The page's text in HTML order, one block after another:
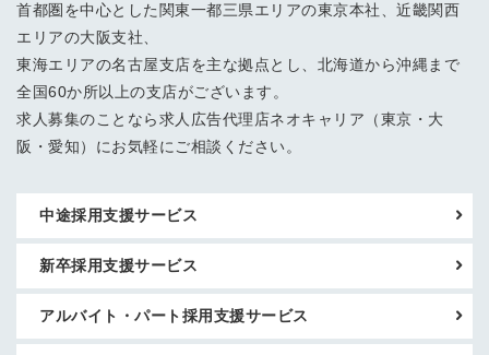
首都圏を中心とした関東一都三県エリアの東京本社、近畿関西
エリアの大阪支社、
東海エリアの名古屋支店を主な拠点とし、北海道から沖縄まで
全国60か所以上の支店がございます。
求人募集のことなら求人広告代理店ネオキャリア（東京・大
阪・愛知）にお気軽にご相談ください。
中途採用支援サービス
新卒採用支援サービス
アルバイト・パート採用支援サービス